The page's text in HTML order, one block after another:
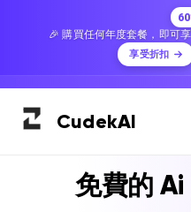
🎉 購買任何年度套餐，即可
享受折扣
CudekAI
免費的